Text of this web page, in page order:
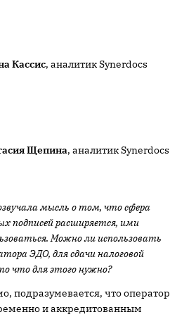
Кассис, аналитик Synerdocs
Щепина, аналитик Synerdocs
мысль о том, что сфера
подписей расширяется, ими
Можно ли использовать
ЭДО, для сдачи налоговой
что для этого нужно?
подразумевается, что оператор
и аккредитованным